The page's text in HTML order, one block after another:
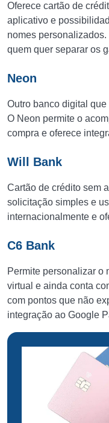
Oferece cartão de
aplicativo e
nomes
quem quer separar os
Neon
Outro banco digital
O Neon permite o
compra e oferece
Will Bank
Cartão de crédito sem
solicitação simples e
internacionalmente e
C6 Bank
Permite personalizar o
virtual e ainda conta
com pontos que não
integração ao Google